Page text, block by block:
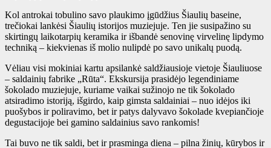
Kol antrokai tobulino savo plaukimo įgūdžius Šiaulių baseine,
trečiokai lankėsi Šiaulių istorijos muziejuje. Ten jie susipažino su
skirtingų laikotarpių keramika ir išbandė senovinę virvelinę lipdymo
techniką – kiekvienas iš molio nulipdė po savo unikalų puodą.
Vėliau visi mokiniai kartu apsilankė saldžiausioje vietoje Šiauliuose
– saldainių fabrike „Rūta“. Ekskursija prasidėjo legendiniame
šokolado muziejuje, kuriame vaikai sužinojo ne tik šokolado
atsiradimo istoriją, išgirdo, kaip gimsta saldainiai – nuo idėjos iki
puošybos ir poliravimo, bet ir patys dalyvavo šokolade kvepiančioje
degustacijoje bei gamino saldainius savo rankomis!
Tai buvo ne tik saldi, bet ir prasminga diena – pilna žinių, kūrybos ir